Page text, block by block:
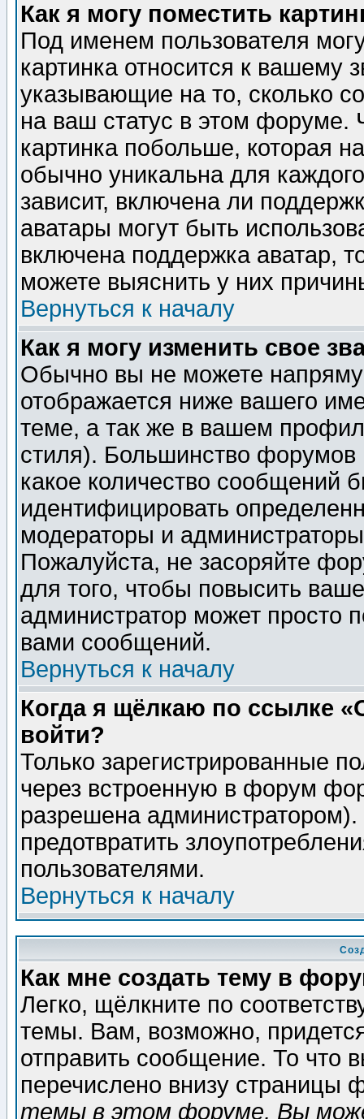
Как я могу поместить
Под именем пользователя
картинка относится к вашему
указывающие на то, сколько
на ваш статус в этом форуме.
картинка побольше, которая
обычно уникальна для
зависит, включена ли
аватары могут быть
включена поддержка аватар,
можете выяснить у них
Вернуться к началу
Как я могу изменить свое
Обычно вы не можете
отображается ниже вашего
теме, а так же в вашем
стиля). Большинство форумов
какое количество сообщений
идентифицировать
модераторы и
Пожалуйста, не засоряйте
для того, чтобы повысить
администратор может просто
вами сообщений.
Вернуться к началу
Когда я щёлкаю по ссылке
войти?
Только зарегистрированные
через встроенную в форум
разрешена
предотвратить
пользователями.
Вернуться к началу
Как мне создать тему в
Легко, щёлкните по
темы. Вам, возможно,
отправить сообщение. То что
перечислено внизу страницы
темы в этом форуме, Вы